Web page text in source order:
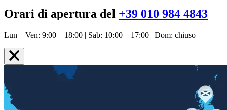
Orari di apertura del +39 010 984 4843
Lun – Ven: 9:00 – 18:00 | Sab: 10:00 – 17:00 | Dom: chiuso